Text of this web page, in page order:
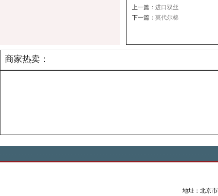
上一篇： 进口双丝
下一篇： 莫代尔棉
商家热卖：
地址：北京